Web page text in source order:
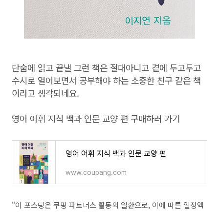
단숨에 읽고 끝낼 그런 책은 절대아니고 곁에 두고두고
수시로 열어보면서 공부해야 하는 소중한 친구 같은 책
이라고 생각되네요.
영어 어휘 지식 백과 인문 교양 편 구매하러 가기
영어 어휘 지식 백과 인문 교양 편
www.coupang.com
"이 포스팅은 쿠팡 파트너스 활동의 일환으로, 이에 따른 일정액